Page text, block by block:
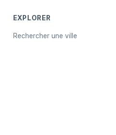
EXPLORER
Rechercher une ville